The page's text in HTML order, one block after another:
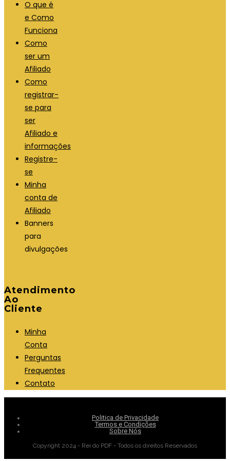
O que é
e Como
Funciona
Como
ser um
Afiliado
Como
registrar-
se para
ser
Afiliado e
informações
Registre-
se
Minha
conta de
Afiliado
Banners
para
divulgações
Atendimento
Ao
Cliente
Minha
Conta
Perguntas
Frequentes
Contato
Politica de Privacidade
Termos e Condições
Sobre Nós
Copyright 2024 - Rei do PDF - Todos os direitos Reservados